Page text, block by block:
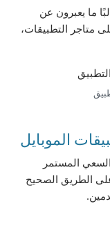
ما يعبرون عن
متاجر التطبيقات،
الموبايل
المستمر
الطريق الصحيح